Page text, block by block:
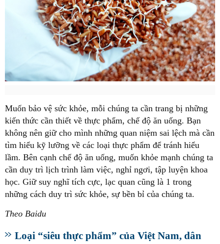
Muốn bảo vệ sức khỏe, mỗi chúng ta cần trang bị những
kiến thức cần thiết về thực phẩm, chế độ ăn uống. Bạn
không nên giữ cho mình những quan niệm sai lệch mà cần
tìm hiểu kỹ lưỡng về các loại thực phẩm để tránh hiểu
lầm. Bên cạnh chế độ ăn uống, muốn khỏe mạnh chúng ta
cần duy trì lịch trình làm việc, nghỉ ngơi, tập luyện khoa
học. Giữ suy nghĩ tích cực, lạc quan cũng là 1 trong
những cách duy trì sức khỏe, sự bền bỉ của chúng ta.
Theo Baidu
Loại “siêu thực phẩm” của Việt Nam, dân